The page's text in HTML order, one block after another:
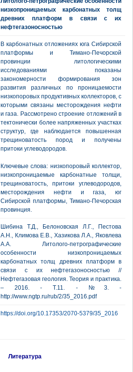
низкопроницаемых карбонатных толщ
древних платформ в связи с их
нефтегазоносностью
В карбонатных отложениях юга Сибирской
платформы и Тимано-Печорской
провинции литологическими
исследованиями показаны
закономерности формирования зон
развития различных по проницаемости
низкопоровых продуктивных коллекторов, с
которыми связаны месторождения нефти
и газа. Рассмотрено строение отложений в
тектонически более напряженных участках
структур, где наблюдается повышенная
трещиноватость пород и получены
притоки углеводородов.
Ключевые слова: низкопоровый коллектор,
низкопроницаемые карбонатные толщи,
трещиноватость, притоки углеводородов,
месторождения нефти и газа, юг
Сибирской платформы, Тимано-Печорская
провинция.
Шибина Т.Д., Белоновская Л.Г., Пестова
А.Н., Климова Е.В., Хазикова Л.А., Яковлева
А.А. Литолого-петрографические
особенности низкопроницаемых
карбонатных толщ древних платформ в
связи с их нефтегазоносностью //
Нефтегазовая геология. Теория и практика.
– 2016. - Т.11. - №3. -
http://www.ngtp.ru/rub/2/35_2016.pdf
https://doi.org/10.17353/2070-5379/35_2016
Литература